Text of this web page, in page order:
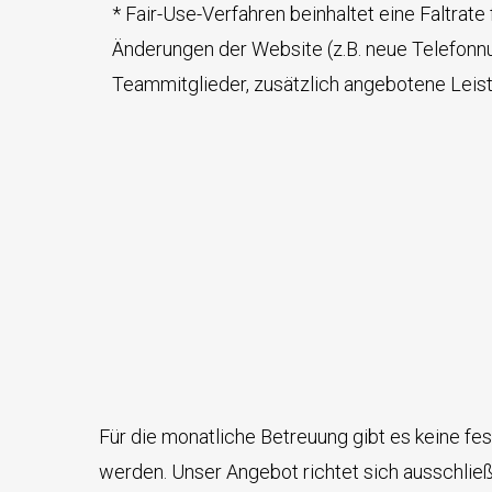
* Fair-Use-Verfahren beinhaltet eine Faltrate
Änderungen der Website (z.B. neue
Teammitglieder, zusätzlich angebotene
Für die monatliche Betreuung gibt es keine
werden. Unser Angebot richtet sich